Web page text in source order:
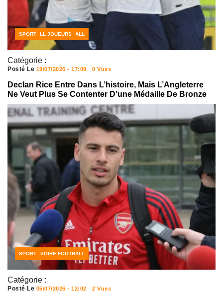
Catégorie :
CÔTE D'IVOIRE FOOTBALL
FOOTBALL JOUEURS
SPORT
Posté Le 19/07/2026 - 17:09 0 Vues
Declan Rice Entre Dans L’histoire, Mais L’Angleterre
Ne Veut Plus Se Contenter D’une Médaille De Bronze
Catégorie :
CÔTE D'IVOIRE FOOTBALL
SPORT
Posté Le 05/07/2026 - 12:02 2 Vues